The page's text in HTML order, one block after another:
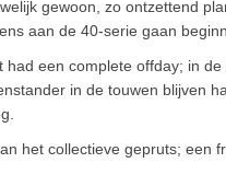
gewoon, zo ontzettend
aan de 40-serie gaan
had een complete offday; in
in de touwen blijven
het collectieve gepruts; een